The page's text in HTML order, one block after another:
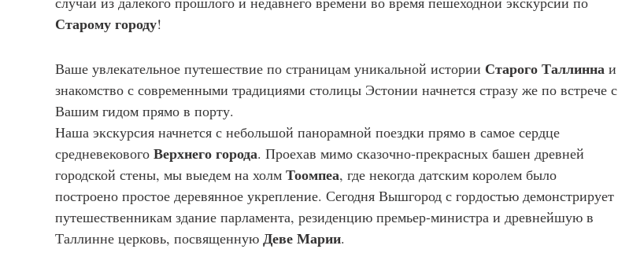
Старому городу!
Ваше увлекательное путешествие по страницам уникальной истории Старого Таллинна и
знакомство с современными традициями столицы Эстонии начнется стразу же по встрече с
Вашим гидом прямо в порту.
Наша экскурсия начнется с небольшой панорамной поездки прямо в самое сердце
средневекового Верхнего города. Проехав мимо сказочно-прекрасных башен древней
городской стены, мы выедем на холм Тоомпеа, где некогда датским королем было
построено простое деревянное укрепление. Сегодня Вышгород с гордостью демонстрирует
путешественникам здание парламента, резиденцию премьер-министра и древнейшую в
Таллинне церковь, посвященную Деве Марии.